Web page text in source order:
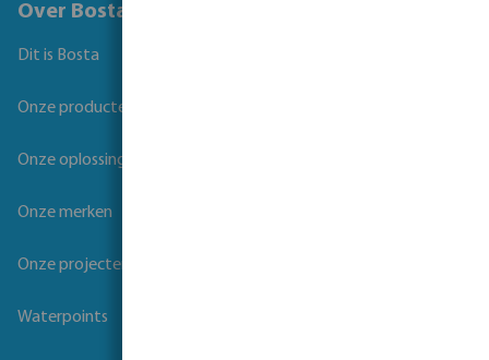
Over Bosta
Dit is Bosta
Onze producten
Onze oplossingen
Onze merken
Onze projecten
Waterpoints